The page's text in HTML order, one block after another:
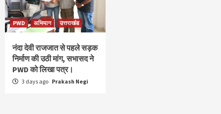
PWD अभियान उत्तराखंड
नंदा देवी राजजात से पहले सड़क
निर्माण की उठी मांग, सभासद ने
PWD को लिखा पत्र।
3 days ago Prakash Negi